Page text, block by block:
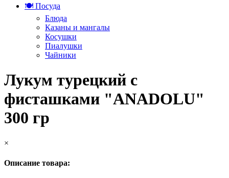
🍽️ Посуда
Блюда
Казаны и мангалы
Косушки
Пиалушки
Чайники
Лукум турецкий с
фисташками "ANADOLU"
300 гр
×
Описание товара: